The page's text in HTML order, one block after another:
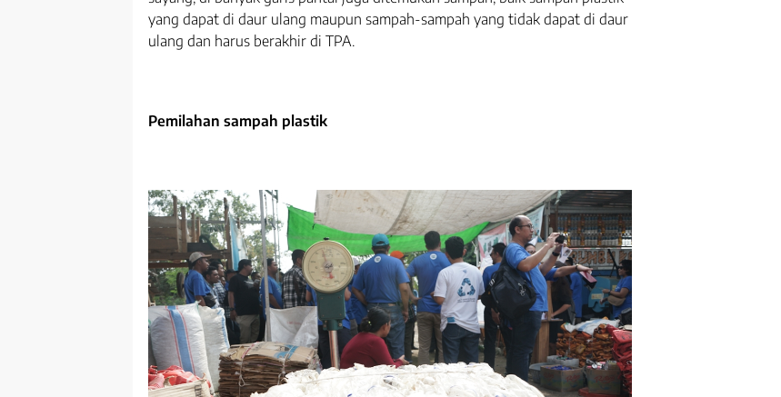
yang dapat di daur ulang maupun sampah-sampah yang tidak dapat di daur
ulang dan harus berakhir di TPA.
Pemilahan sampah plastik